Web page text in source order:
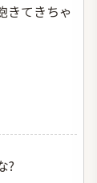
きてきちゃ
?